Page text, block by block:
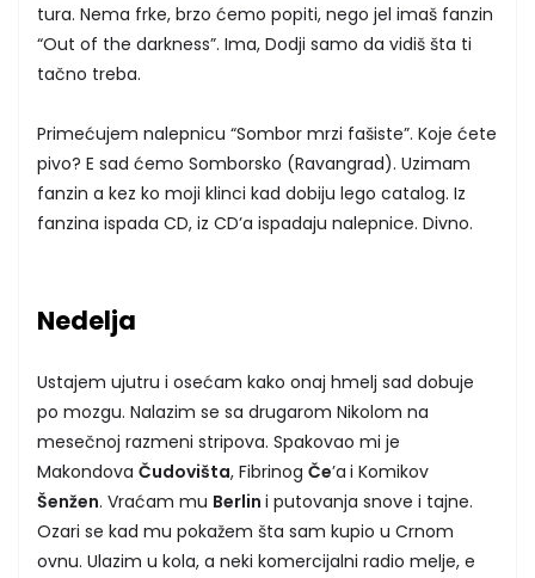
tura. Nema frke, brzo ćemo popiti, nego jel imaš fanzin
“Out of the darkness”. Ima, Dodji samo da vidiš šta ti
tačno treba.
Primećujem nalepnicu “Sombor mrzi fašiste”. Koje ćete
pivo? E sad ćemo Somborsko (Ravangrad). Uzimam
fanzin a kez ko moji klinci kad dobiju lego catalog. Iz
fanzina ispada CD, iz CD’a ispadaju nalepnice. Divno.
Nedelja
Ustajem ujutru i osećam kako onaj hmelj sad dobuje
po mozgu. Nalazim se sa drugarom Nikolom na
mesečnoj razmeni stripova. Spakovao mi je
Makondova Čudovišta, Fibrinog Če’a i Komikov
Šenžen. Vraćam mu Berlin i putovanja snove i tajne.
Ozari se kad mu pokažem šta sam kupio u Crnom
ovnu. Ulazim u kola, a neki komercijalni radio melje, e